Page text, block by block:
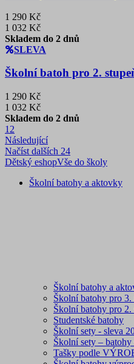
1 290 Kč
1 032 Kč
Skladem do 2 dnů
SLEVA
Školní batoh pro 2.
1 290 Kč
1 032 Kč
Skladem do 2 dnů
1 2
Následující
Načíst dalších 24
Dětský eshopVše do školy
Školní batohy a aktovky
Školní batohy a
Školní batohy pro 3.
Školní batohy pro 2.
Studentské batohy
Školní sety - sleva
Školní sety –
Tašky podle